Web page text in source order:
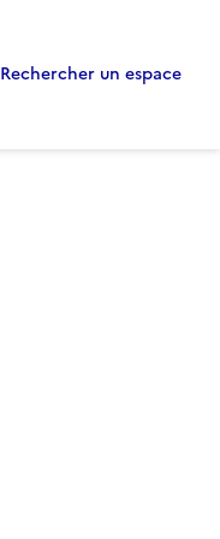
Rechercher un espace